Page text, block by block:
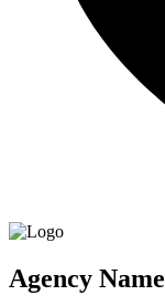
Agency Name